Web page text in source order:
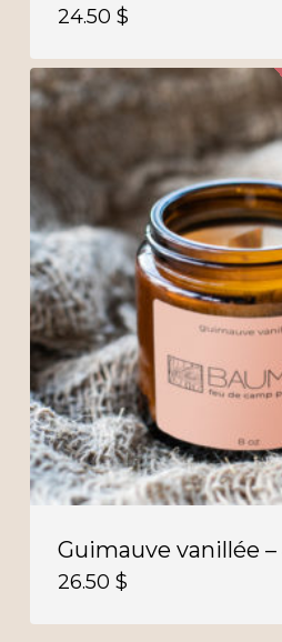
24.50 $
Guimauve vanillée –
26.50 $